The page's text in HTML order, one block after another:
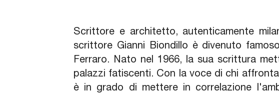
Scrittore e architetto, autenticamente
scrittore Gianni Biondillo è divenuto
Ferraro. Nato nel 1966, la sua scrittura
palazzi fatiscenti. Con la voce di chi
è in grado di mettere in correlazione